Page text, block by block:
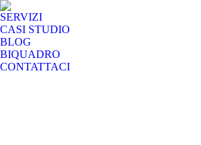
SERVIZI
CASI STUDIO
BLOG
BIQUADRO
CONTATTACI